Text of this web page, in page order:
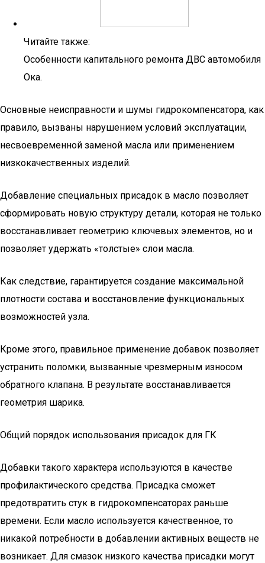
Читайте также:
Особенности капитального ремонта ДВС автомобиля
Ока.
Основные неисправности и шумы гидрокомпенсатора, как
правило, вызваны нарушением условий эксплуатации,
несвоевременной заменой масла или применением
низкокачественных изделий.
Добавление специальных присадок в масло позволяет
сформировать новую структуру детали, которая не только
восстанавливает геометрию ключевых элементов, но и
позволяет удержать «толстые» слои масла.
Как следствие, гарантируется создание максимальной
плотности состава и восстановление функциональных
возможностей узла.
Кроме этого, правильное применение добавок позволяет
устранить поломки, вызванные чрезмерным износом
обратного клапана. В результате восстанавливается
геометрия шарика.
Общий порядок использования присадок для ГК
Добавки такого характера используются в качестве
профилактического средства. Присадка сможет
предотвратить стук в гидрокомпенсаторах раньше
времени. Если масло используется качественное, то
никакой потребности в добавлении активных веществ не
возникает. Для смазок низкого качества присадки могут